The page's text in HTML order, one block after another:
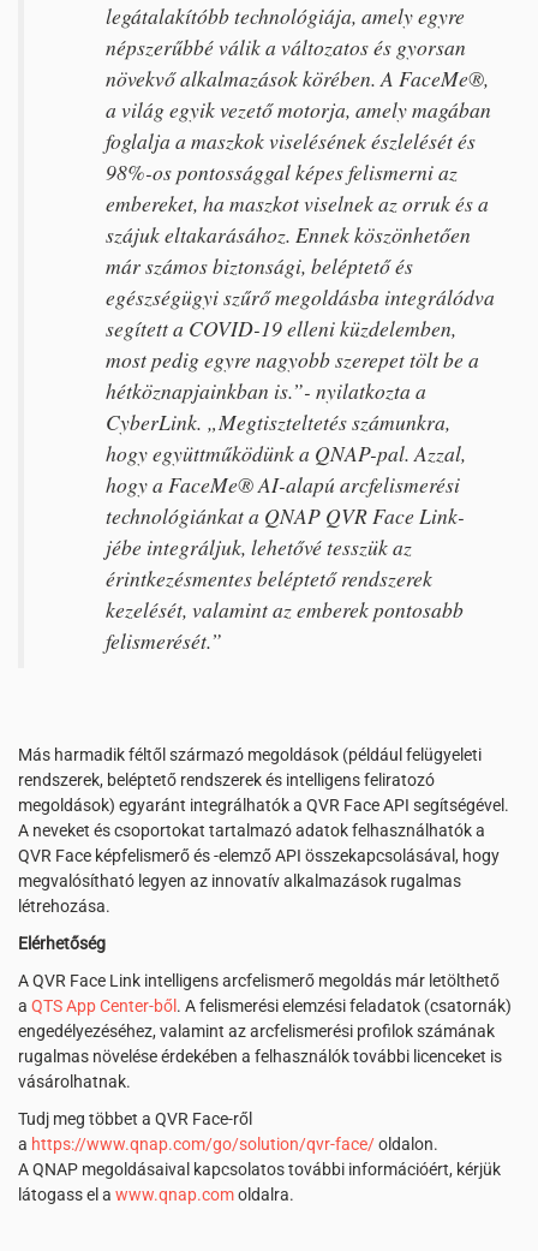
legátalakítóbb technológiája, amely egyre
népszerűbbé válik a változatos és gyorsan
növekvő alkalmazások körében. A FaceMe®,
a világ egyik vezető motorja, amely magában
foglalja a maszkok viselésének észlelését és
98%-os pontossággal képes felismerni az
embereket, ha maszkot viselnek az orruk és a
szájuk eltakarásához. Ennek köszönhetően
már számos biztonsági, beléptető és
egészségügyi szűrő megoldásba integrálódva
segített a COVID-19 elleni küzdelemben,
most pedig egyre nagyobb szerepet tölt be a
hétköznapjainkban is.”- nyilatkozta a
CyberLink. „Megtiszteltetés számunkra,
hogy együttműködünk a QNAP-pal. Azzal,
hogy a FaceMe® AI-alapú arcfelismerési
technológiánkat a QNAP QVR Face Link-
jébe integráljuk, lehetővé tesszük az
érintkezésmentes beléptető rendszerek
kezelését, valamint az emberek pontosabb
felismerését.”
Más harmadik féltől származó megoldások (például felügyeleti
rendszerek, beléptető rendszerek és intelligens feliratozó
megoldások) egyaránt integrálhatók a QVR Face API segítségével.
A neveket és csoportokat tartalmazó adatok felhasználhatók a
QVR Face képfelismerő és -elemző API összekapcsolásával, hogy
megvalósítható legyen az innovatív alkalmazások rugalmas
létrehozása.
Elérhetőség
A QVR Face Link intelligens arcfelismerő megoldás már letölthető
a QTS App Center-ből . A felismerési elemzési feladatok (csatornák)
engedélyezéséhez, valamint az arcfelismerési profilok számának
rugalmas növelése érdekében a felhasználók további licenceket is
vásárolhatnak.
Tudj meg többet a QVR Face-ről
a https://www.qnap.com/go/solution/qvr-face/oldalon.
A QNAP megoldásaival kapcsolatos további információért, kérjük
látogass el a www.qnap.comoldalra.